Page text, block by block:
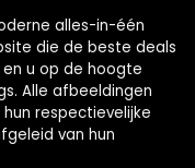
alles-in-één
die de beste deals
u op de hoogte
Alle afbeeldingen
respectievelijke
van hun